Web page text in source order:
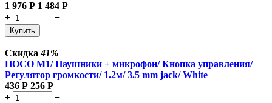
1 976 Р 1 484 Р
+
−
Купить
Скидка41%
HOCO M1/ Наушники + микрофон/ Кнопка управления/
Регулятор громкости/ 1.2м/ 3.5 mm jack/ White
436 Р 256 Р
+
−